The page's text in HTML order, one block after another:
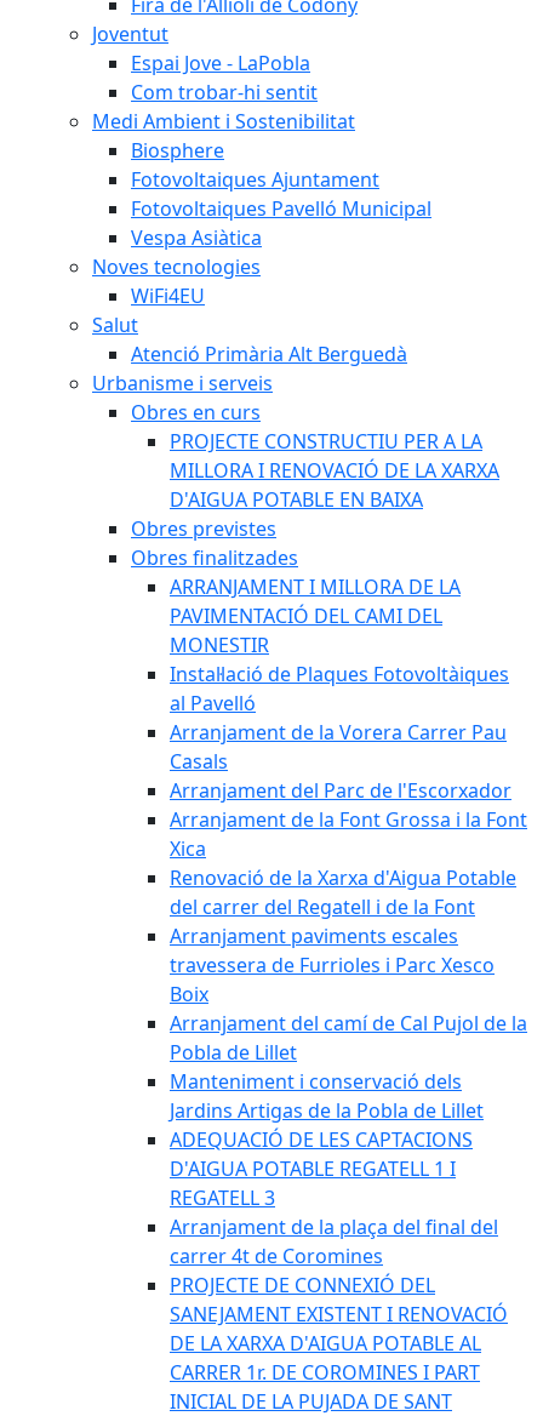
Joventut
Espai Jove - LaPobla
Com trobar-hi sentit
Medi Ambient i Sostenibilitat
Biosphere
Fotovoltaiques Ajuntament
Fotovoltaiques Pavelló Municipal
Vespa Asiàtica
Noves tecnologies
WiFi4EU
Salut
Atenció Primària Alt Berguedà
Urbanisme i serveis
Obres en curs
PROJECTE CONSTRUCTIU PER A LA
MILLORA I RENOVACIÓ DE LA XARXA
D'AIGUA POTABLE EN BAIXA
Obres previstes
Obres finalitzades
ARRANJAMENT I MILLORA DE LA
PAVIMENTACIÓ DEL CAMI DEL
MONESTIR
Instal·lació de Plaques Fotovoltàiques
al Pavelló
Arranjament de la Vorera Carrer Pau
Casals
Arranjament del Parc de l'Escorxador
Arranjament de la Font Grossa i la Font
Xica
Renovació de la Xarxa d'Aigua Potable
del carrer del Regatell i de la Font
Arranjament paviments escales
travessera de Furrioles i Parc Xesco
Boix
Arranjament del camí de Cal Pujol de la
Pobla de Lillet
Manteniment i conservació dels
Jardins Artigas de la Pobla de Lillet
ADEQUACIÓ DE LES CAPTACIONS
D'AIGUA POTABLE REGATELL 1 I
REGATELL 3
Arranjament de la plaça del final del
carrer 4t de Coromines
PROJECTE DE CONNEXIÓ DEL
SANEJAMENT EXISTENT I RENOVACIÓ
DE LA XARXA D'AIGUA POTABLE AL
CARRER 1r. DE COROMINES I PART
INICIAL DE LA PUJADA DE SANT